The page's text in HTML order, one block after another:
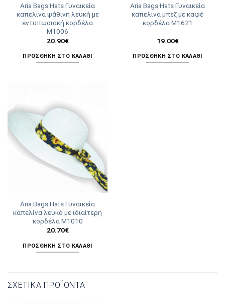
Aria Bags Hats Γυναικεία
καπελίνα ψάθινη λευκή με
εντυπωσιακή κορδέλα
Μ1006
20.90€
ΠΡΟΣΘΉΚΗ ΣΤΟ ΚΑΛΆΘΙ
Aria Bags Hats Γυναικεία
καπελίνα μπεζ με καφέ
κορδέλα Μ1621
19.00€
ΠΡΟΣΘΉΚΗ ΣΤΟ ΚΑΛΆΘΙ
Aria Bags Hats Γυναικεία
καπελίνα λευκό με ιδιαίτερη
κορδέλα Μ1010
20.70€
ΠΡΟΣΘΉΚΗ ΣΤΟ ΚΑΛΆΘΙ
ΣΧΕΤΙΚΆ ΠΡΟΪΌΝΤΑ